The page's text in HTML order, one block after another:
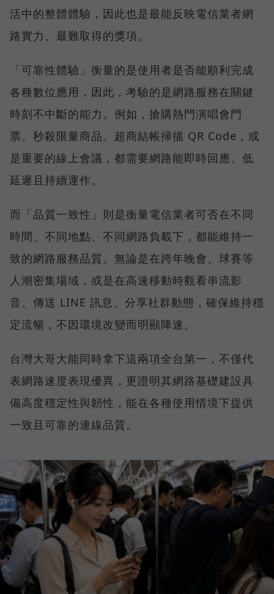
活中的整體體驗，因此也是最能反映電信業者網
路實力、最難取得的獎項。
「可靠性體驗」衡量的是使用者是否能順利完成
各種數位應用，因此，考驗的是網路服務在關鍵
時刻不中斷的能力。例如，搶購熱門演唱會門
票、秒殺限量商品、超商結帳掃描 QR Code，或
是重要的線上會議，都需要網路能即時回應、低
延遲且持續運作。
而「品質一致性」則是衡量電信業者可否在不同
時間、不同地點、不同網路負載下，都能維持一
致的網路服務品質。無論是在跨年晚會、球賽等
人潮密集場域，或是在高速移動時觀看串流影
音、傳送 LINE 訊息、分享社群動態，確保維持穩
定流暢，不因環境改變而明顯降速。
台灣大哥大能同時拿下這兩項全台第一，不僅代
表網路速度表現優異，更證明其網路基礎建設具
備高度穩定性與韌性，能在各種使用情境下提供
一致且可靠的連線品質。